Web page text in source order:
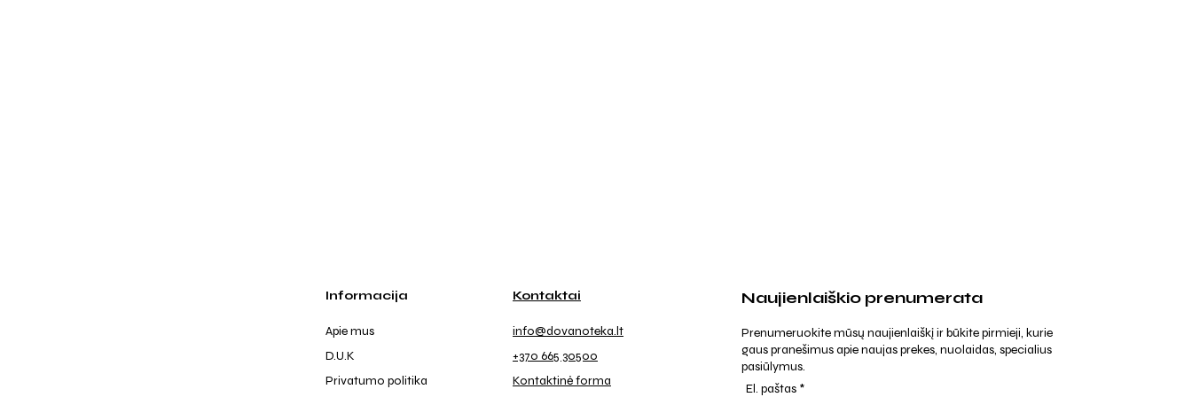
Informacija
Apie mus
D.U.K
Privatumo politika
Kontaktai
info@dovanoteka.lt
+370 665 30500
Kontaktinė forma
Naujienlaiškio prenumerata
Prenumeruokite mūsų naujienlaiškį ir būkite pirmieji, kurie
gaus pranešimus apie naujas prekes, nuolaidas, specialius
pasiūlymus.
El. paštas